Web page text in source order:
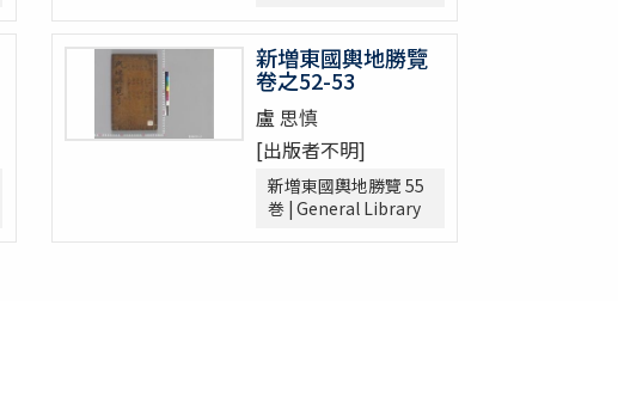
新増東國輿地勝覽
卷之52-53
盧 思慎
[出版者不明]
新増東國輿地勝覽 55
巻 | General Library